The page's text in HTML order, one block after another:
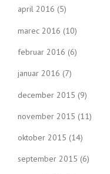
april 2016 (5)
marec 2016 (10)
februar 2016 (6)
januar 2016 (7)
december 2015 (9)
november 2015 (11)
oktober 2015 (14)
september 2015 (6)